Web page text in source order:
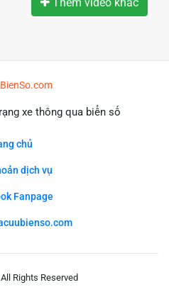
xe thông qua biển số
chủ
dịch vụ
Fanpage
Rights Reserved